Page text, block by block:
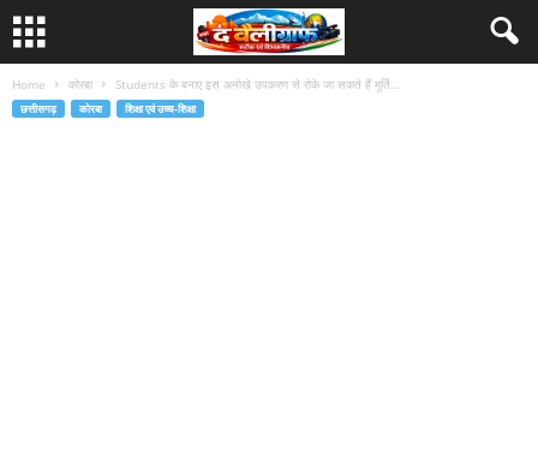
Home कोरबा Students के बनाए इस अनोखे उपकरण से रोके जा सकते हैं मूर्ति...
छत्तीसगढ़ कोरबा शिक्षा एवं उच्च-शिक्षा